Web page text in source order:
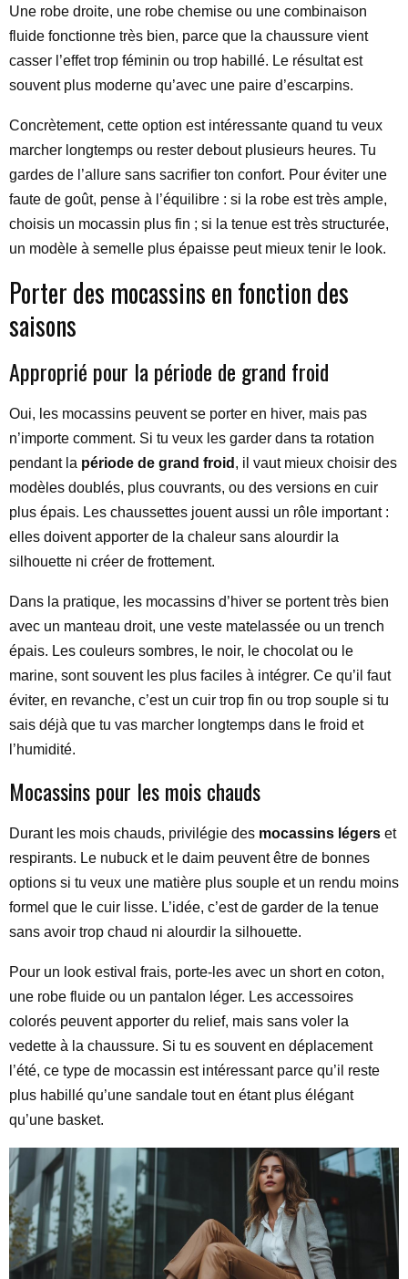
Une robe droite, une robe chemise ou une combinaison
fluide fonctionne très bien, parce que la chaussure vient
casser l’effet trop féminin ou trop habillé. Le résultat est
souvent plus moderne qu’avec une paire d’escarpins.
Concrètement, cette option est intéressante quand tu veux
marcher longtemps ou rester debout plusieurs heures. Tu
gardes de l’allure sans sacrifier ton confort. Pour éviter une
faute de goût, pense à l’équilibre : si la robe est très ample,
choisis un mocassin plus fin ; si la tenue est très structurée,
un modèle à semelle plus épaisse peut mieux tenir le look.
Porter des mocassins en fonction des
saisons
Approprié pour la période de grand froid
Oui, les mocassins peuvent se porter en hiver, mais pas
n’importe comment. Si tu veux les garder dans ta rotation
pendant la période de grand froid , il vaut mieux choisir des
modèles doublés, plus couvrants, ou des versions en cuir
plus épais. Les chaussettes jouent aussi un rôle important :
elles doivent apporter de la chaleur sans alourdir la
silhouette ni créer de frottement.
Dans la pratique, les mocassins d’hiver se portent très bien
avec un manteau droit, une veste matelassée ou un trench
épais. Les couleurs sombres, le noir, le chocolat ou le
marine, sont souvent les plus faciles à intégrer. Ce qu’il faut
éviter, en revanche, c’est un cuir trop fin ou trop souple si tu
sais déjà que tu vas marcher longtemps dans le froid et
l’humidité.
Mocassins pour les mois chauds
Durant les mois chauds, privilégie des mocassins légers et
respirants. Le nubuck et le daim peuvent être de bonnes
options si tu veux une matière plus souple et un rendu moins
formel que le cuir lisse. L’idée, c’est de garder de la tenue
sans avoir trop chaud ni alourdir la silhouette.
Pour un look estival frais, porte-les avec un short en coton,
une robe fluide ou un pantalon léger. Les accessoires
colorés peuvent apporter du relief, mais sans voler la
vedette à la chaussure. Si tu es souvent en déplacement
l’été, ce type de mocassin est intéressant parce qu’il reste
plus habillé qu’une sandale tout en étant plus élégant
qu’une basket.